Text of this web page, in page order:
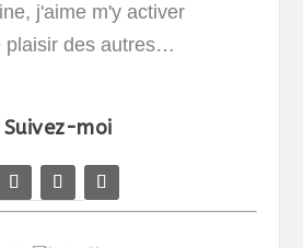
j'aime m'y activer
plaisir des autres…
Suivez-moi